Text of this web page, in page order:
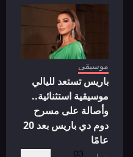
موسيقى
باريس تستعد لليالي
موسيقية استثنائية..
وأصالة على مسرح
دوم دي باريس بعد 20
عامًا
03